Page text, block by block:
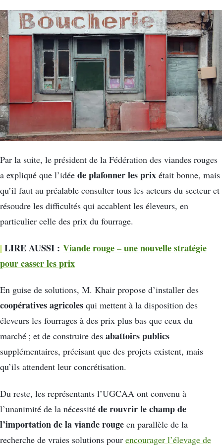
Par la suite, le président de la Fédération des viandes rouges
a expliqué que l’idée de plafonner les prix était bonne, mais
qu’il faut au préalable consulter tous les acteurs du secteur et
résoudre les difficultés qui accablent les éleveurs, en
particulier celle des prix du fourrage.
| LIRE AUSSI : Viande rouge – une nouvelle stratégie
pour casser les prix
En guise de solutions, M. Khair propose d’installer des
coopératives agricoles qui mettent à la disposition des
éleveurs les fourrages à des prix plus bas que ceux du
marché ; et de construire des abattoirs publics
supplémentaires, précisant que des projets existent, mais
qu’ils attendent leur concrétisation.
Du reste, les représentants l’UGCAA ont convenu à
l’unanimité de la nécessité de rouvrir le champ de
l’importation de la viande rouge en parallèle de la
recherche de vraies solutions pour encourager l’élevage de